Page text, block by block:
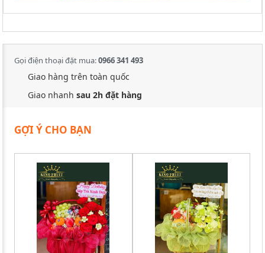
Gọi điện thoại đặt mua:0966 341 493
Giao hàng trên toàn quốc
Giao nhanh sau 2h đặt hàng
GỢI Ý CHO BẠN